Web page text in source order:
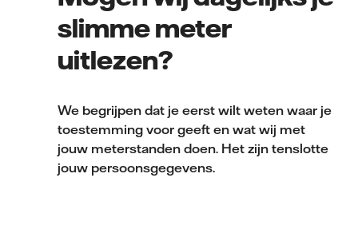
slimme meter
uitlezen?
We begrijpen dat je eerst wilt weten waar je
toestemming voor geeft en wat wij met
jouw meterstanden doen. Het zijn tenslotte
jouw persoonsgegevens.